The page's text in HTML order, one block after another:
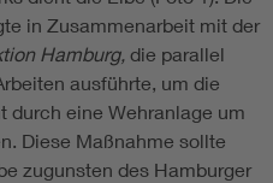
in Zusammenarbeit mit der
Hamburg, die parallel
ausführte, um die
durch eine Wehranlage um
Diese Maßnahme sollte
zugunsten des Hamburger